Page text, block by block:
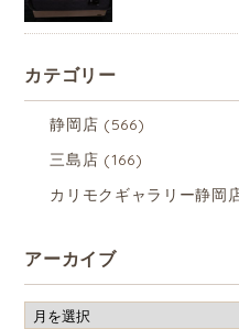
カテゴリー
静岡店 (566)
三島店 (166)
カリモクギャラリー静岡
アーカイブ